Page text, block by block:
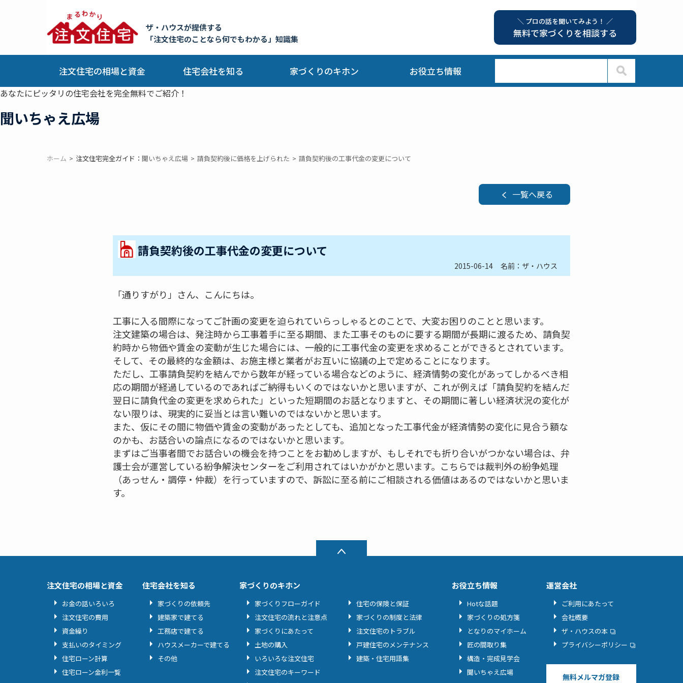
ザ・ハウスが提供する
「注文住宅のことなら何でもわかる」知識集
＼ プロの話を聞いてみよう！ ／
無料で家づくりを相談する
注文住宅の相場と資金 住宅会社を知る 家づくりのキホン お役立ち情報
あなたにピッタリの住宅会社を完全無料でご紹介！
聞いちゃえ広場
ホーム 注文住宅完全ガイド： 聞いちゃえ広場 請負契約後に価格を上げられた 請負契約後の工事代金の変更について
一覧へ戻る
請負契約後の工事代金の変更について
2015-06-14 名前：ザ・ハウス
「通りすがり」さん、こんにちは。
工事に入る間際になってご計画の変更を迫られていらっしゃるとのことで、大変お困りのことと思います。
注文建築の場合は、発注時から工事着手に至る期間、また工事そのものに要する期間が長期に渡るため、請負契
約時から物価や賃金の変動が生じた場合には、一般的に工事代金の変更を求めることができるとされています。
そして、その最終的な金額は、お施主様と業者がお互いに協議の上で定めることになります。
ただし、工事請負契約を結んでから数年が経っている場合などのように、経済情勢の変化があってしかるべき相
応の期間が経過しているのであればご納得もいくのではないかと思いますが、これが例えば「請負契約を結んだ
翌日に請負代金の変更を求められた」といった短期間のお話となりますと、その期間に著しい経済状況の変化が
ない限りは、現実的に妥当とは言い難いのではないかと思います。
また、仮にその間に物価や賃金の変動があったとしても、追加となった工事代金が経済情勢の変化に見合う額な
のかも、お話合いの論点になるのではないかと思います。
まずはご当事者間でお話合いの機会を持つことをお勧めしますが、もしそれでも折り合いがつかない場合は、弁
護士会が運営している紛争解決センターをご利用されてはいかがかと思います。こちらでは裁判外の紛争処理
（あっせん・調停・仲裁）を行っていますので、訴訟に至る前にご相談される価値はあるのではないかと思いま
す。
注文住宅の相場と資金
お金の話いろいろ
注文住宅の費用
資金繰り
支払いのタイミング
住宅ローン計算
住宅ローン金利一覧
住宅会社を知る
家づくりの依頼先
建築家で建てる
工務店で建てる
ハウスメーカーで建てる
その他
家づくりのキホン
家づくりフローガイド
注文住宅の流れと注意点
家づくりにあたって
土地の購入
いろいろな注文住宅
注文住宅のキーワード
住宅の保険と保証
家づくりの制度と法律
注文住宅のトラブル
戸建住宅のメンテナンス
建築・住宅用語集
お役立ち情報
Hotな話題
家づくりの処方箋
となりのマイホーム
匠の間取り集
構造・完成見学会
聞いちゃえ広場
運営会社
ご利用にあたって
会社概要
ザ・ハウスの本
プライバシーポリシー
無料メルマガ登録